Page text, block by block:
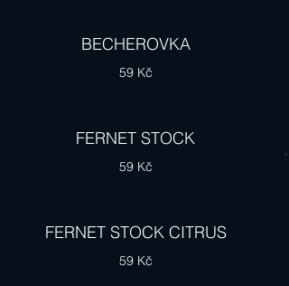
BECHEROVKA
59 Kč
FERNET STOCK
59 Kč
FERNET STOCK CITRUS
59 Kč